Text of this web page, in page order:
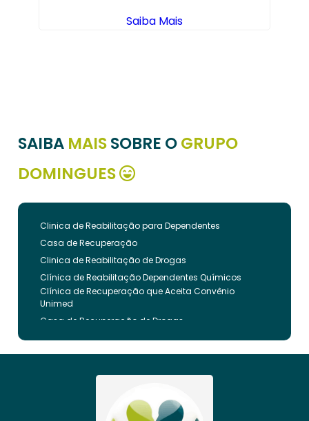
Saiba Mais
SAIBA MAISSOBRE OGRUPO
DOMINGUES
Clinica de Reabilitação para Dependentes
Casa de Recuperação
Clinica de Reabilitação de Drogas
Clínica de Reabilitação Dependentes Químicos
Clínica de Recuperação que Aceita Convênio
Unimed
Casa de Recuperação de Drogas
Clínica de Reabilitação de Dependentes Químicos
Clinica de Recuperação de Drogas Pelo Bradesco
Internação Involuntária que Aceita Convenio
Clinica de Reabilitação Involuntaria